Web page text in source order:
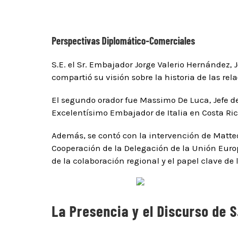
Perspectivas Diplomático-Comerciales
S.E. el Sr. Embajador Jorge Valerio Hernández,
compartió su visión sobre la historia de las
El segundo orador fue Massimo De Luca, Jefe
Excelentísimo Embajador de Italia en Costa
Además, se contó con la intervención de
Cooperación de la Delegación de la Unión
de la colaboración regional y el papel clave
La Presencia y el Discurso de